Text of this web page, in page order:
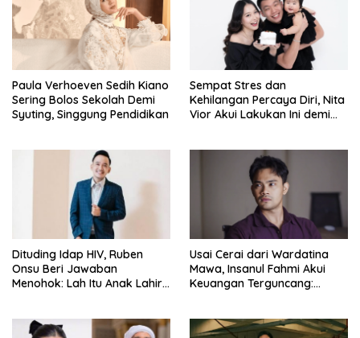
Paula Verhoeven Sedih Kiano
Sering Bolos Sekolah Demi
Syuting, Singgung Pendidikan
Sempat Stres dan
Kehilangan Percaya Diri, Nita
Vior Akui Lakukan Ini demi
Dituding Idap HIV, Ruben
Onsu Beri Jawaban
Menohok: Lah Itu Anak Lahir
Usai Cerai dari Wardatina
Mawa, Insanul Fahmi Akui
Keuangan Terguncang: